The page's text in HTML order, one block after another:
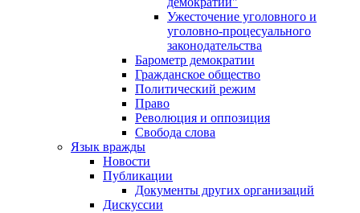
Ужесточение уголовного и
уголовно-процесуального
законодательства
Барометр демократии
Гражданское общество
Политический режим
Право
Революция и оппозиция
Свобода слова
Язык вражды
Новости
Публикации
Документы других организаций
Дискуссии